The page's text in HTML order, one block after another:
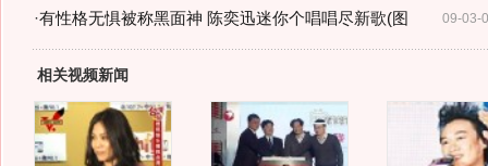
09-03-
·有性格无惧被称黑面神 陈奕迅迷你个唱唱尽新歌(图
相关视频新闻